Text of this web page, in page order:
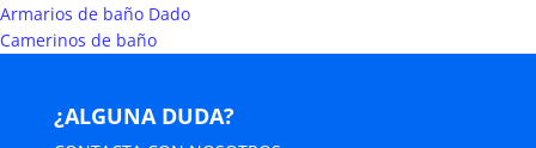
Armarios de baño Dado
Camerinos de baño
¿ALGUNA DUDA?